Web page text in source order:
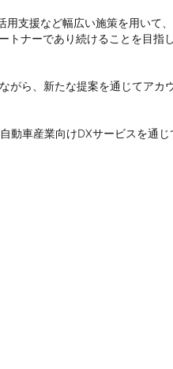
用支援など幅広い施策を用いて
トナーであり続けることを目指
がら、新たな提案を通じてアカ
動車産業向けDXサービスを通じ